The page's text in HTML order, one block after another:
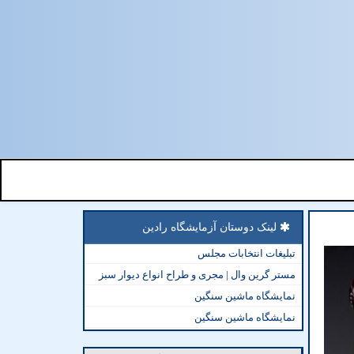
لینک دوستان آزمایشگاه رادین
تبلیغات انتخابات مجلس
مستر گرین وال | مجری و طراح انواع دیوار سبز
نمایشگاه ماشین سنگین
نمایشگاه ماشین سنگین